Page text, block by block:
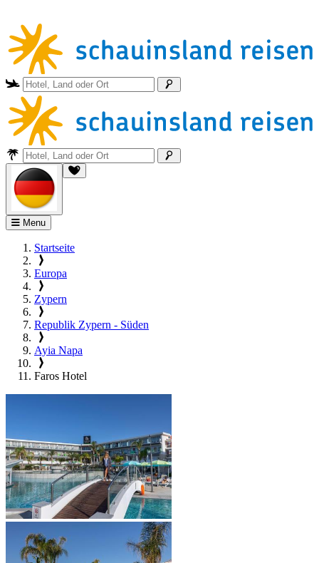
Menu
Startseite
Europa
Zypern
Republik Zypern - Süden
Ayia Napa
Faros Hotel